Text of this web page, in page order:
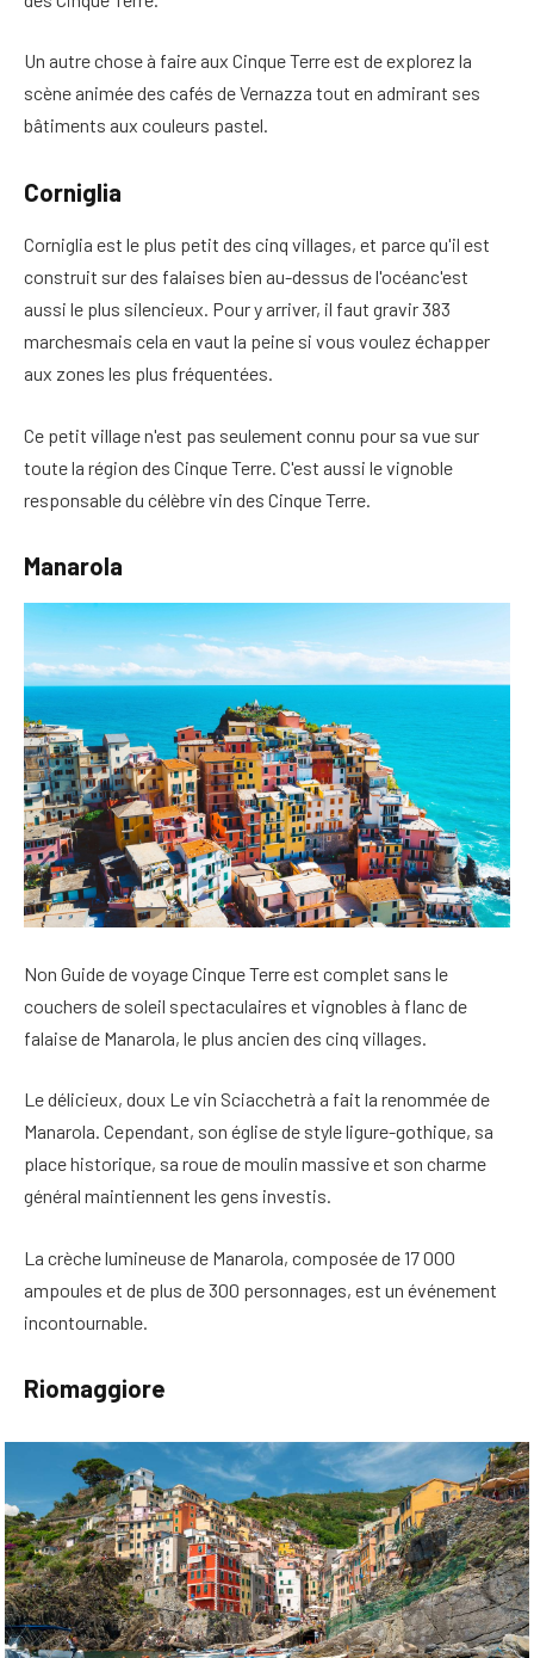
Un autrechose à faire aux Cinque Terreest deexplorez la
scène animée des cafés de Vernazza tout en admirant ses
bâtiments aux couleurs pastel.
Corniglia
Corniglia est le plus petit des cinq villages, et parce qu'il est
construit sur des falaises bien au-dessus de l'océanc'est
aussi le plus silencieux. Pour y arriver, il faut gravir 383
marchesmais cela en vaut la peine si vous voulez échapper
aux zones les plus fréquentées.
Ce petit village n'est pas seulement connu pour sa vue sur
toute la région des Cinque Terre. C'est aussi le vignoble
responsable du célèbre vin des Cinque Terre
Manarola
Non Guide de voyage Cinque Terreest complet sans le
couchers de soleil spectaculaires et vignobles à flanc de
falaisede Manarola, le plus ancien des cinq villages.
Le délicieux, doux Le vin Sciacchetrà a fait la renommée de
Manarola. Cependant, son église de style ligure-gothique, sa
place historique, sa roue de moulin massive et son charme
général maintiennent les gens investis.
La crèche lumineuse de Manarola, composée de 17 000
ampoules et de plus de 300 personnages, est un événement
incontournable.
Riomaggiore